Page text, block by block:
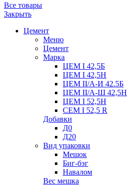
Все товары
Закрыть
Цемент
Меню
Цемент
Марка
ЦЕМ I 42,5Б
ЦЕМ I 42,5Н
ЦЕМ II/А-И 42.5Б
ЦЕМ II/А-Ш 42,5Н
ЦЕМ I 52,5Н
CEM I 52,5 R
Добавки
Д0
Д20
Вид упаковки
Мешок
Биг-бэг
Навалом
Вес мешка